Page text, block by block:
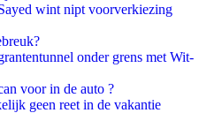
wint nipt voorverkiezing
onder grens met Wit-
voor in de auto ?
geen reet in de vakantie